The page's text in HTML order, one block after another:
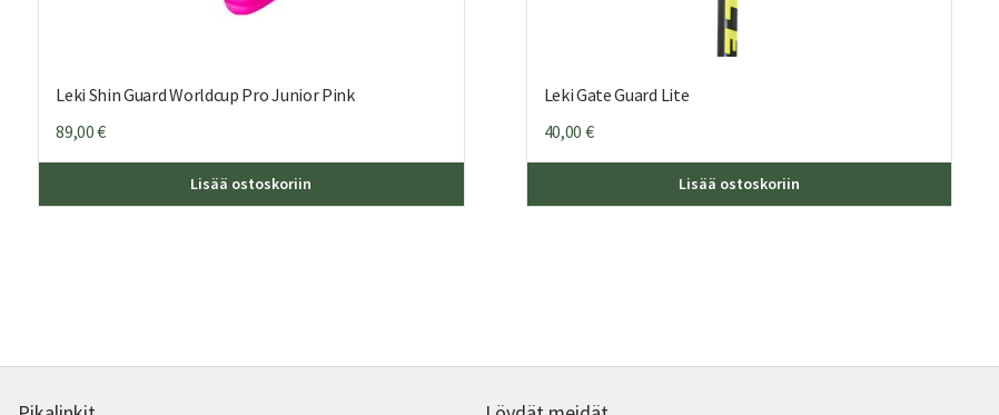
Leki Shin Guard Worldcup Pro Junior Pink
89,00€
Lisää ostoskoriin
Leki Gate Guard Lite
40,00 €
Lisää ostoskoriin